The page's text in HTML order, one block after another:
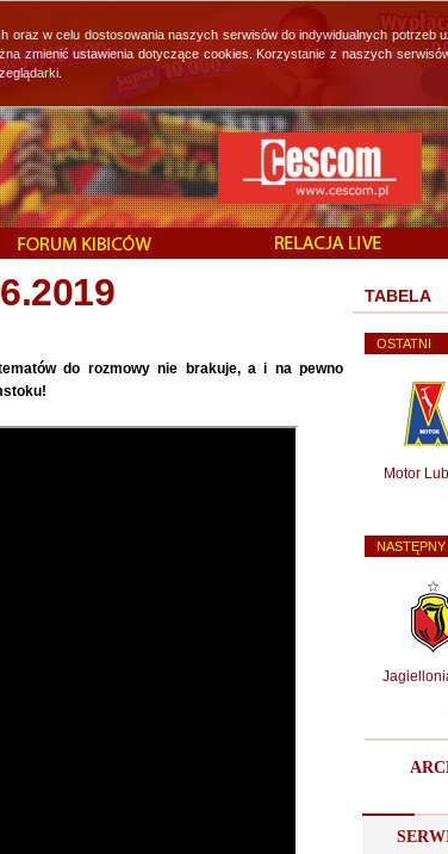
do rozmowy nie brakuje, a i na pewno
TABELA
OSTATNI
Motor
NASTĘPNY
w celu dostosowania naszych serwisów do indywidualnych potrzeb
zmienić ustawienia dotyczące cookies. Korzystanie z naszych